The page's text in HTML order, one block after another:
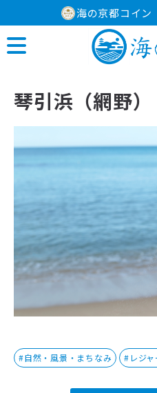
海の京都コイン
琴引浜（網野）
#自然・風景・まちなみ #レジ